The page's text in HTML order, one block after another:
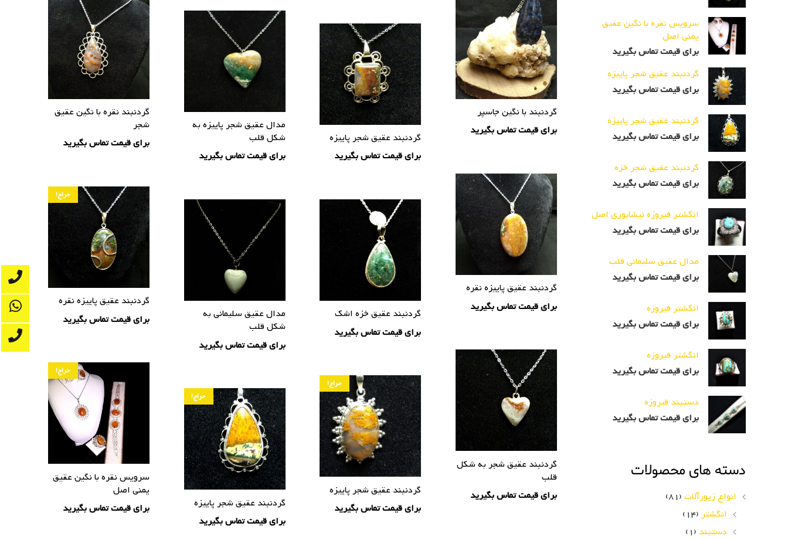
سرویس نقره با نگین عقیق
یمنی اصل
برای قیمت تماس بگیرید
گردنبند عقیق شجر پاییزه
برای قیمت تماس بگیرید
گردنبند عقیق شجر پاییزه
برای قیمت تماس بگیرید
گردنبند عقیق شجر خزه
برای قیمت تماس بگیرید
انگشتر فیروزه نیشابوری اصل
برای قیمت تماس بگیرید
مدال عقیق سلیمانی قلب
برای قیمت تماس بگیرید
انگشتر فیروزه
برای قیمت تماس بگیرید
انگشتر فیروزه
برای قیمت تماس بگیرید
دستبند فیروزه
برای قیمت تماس بگیرید
دسته های محصولات
انواع زیورآلات (81)
انگشتر (14)
دستبند (1)
گردنبند با نگین جاسپر
برای قیمت تماس بگیرید
گردنبند نقره با نگین عقیق
شجر
برای قیمت تماس بگیرید
مدال عقیق شجر پاییزه به
شکل قلب
برای قیمت تماس بگیرید
گردنبند عقیق شجر پاییزه
برای قیمت تماس بگیرید
گردنبند عقیق پاییزه نقره
برای قیمت تماس بگیرید
حراج!
گردنبند عقیق پاییزه نقره
برای قیمت تماس بگیرید
گردنبند عقیق خزه اشک
برای قیمت تماس بگیرید
مدال عقیق سلیمانی به
شکل قلب
برای قیمت تماس بگیرید
گردنبند عقیق شجر به شکل
قلب
برای قیمت تماس بگیرید
حراج!
سرویس نقره با نگین عقیق
یمنی اصل
برای قیمت تماس بگیرید
حراج!
گردنبند عقیق شجر پاییزه
برای قیمت تماس بگیرید
حراج!
گردنبند عقیق شجر پاییزه
برای قیمت تماس بگیرید